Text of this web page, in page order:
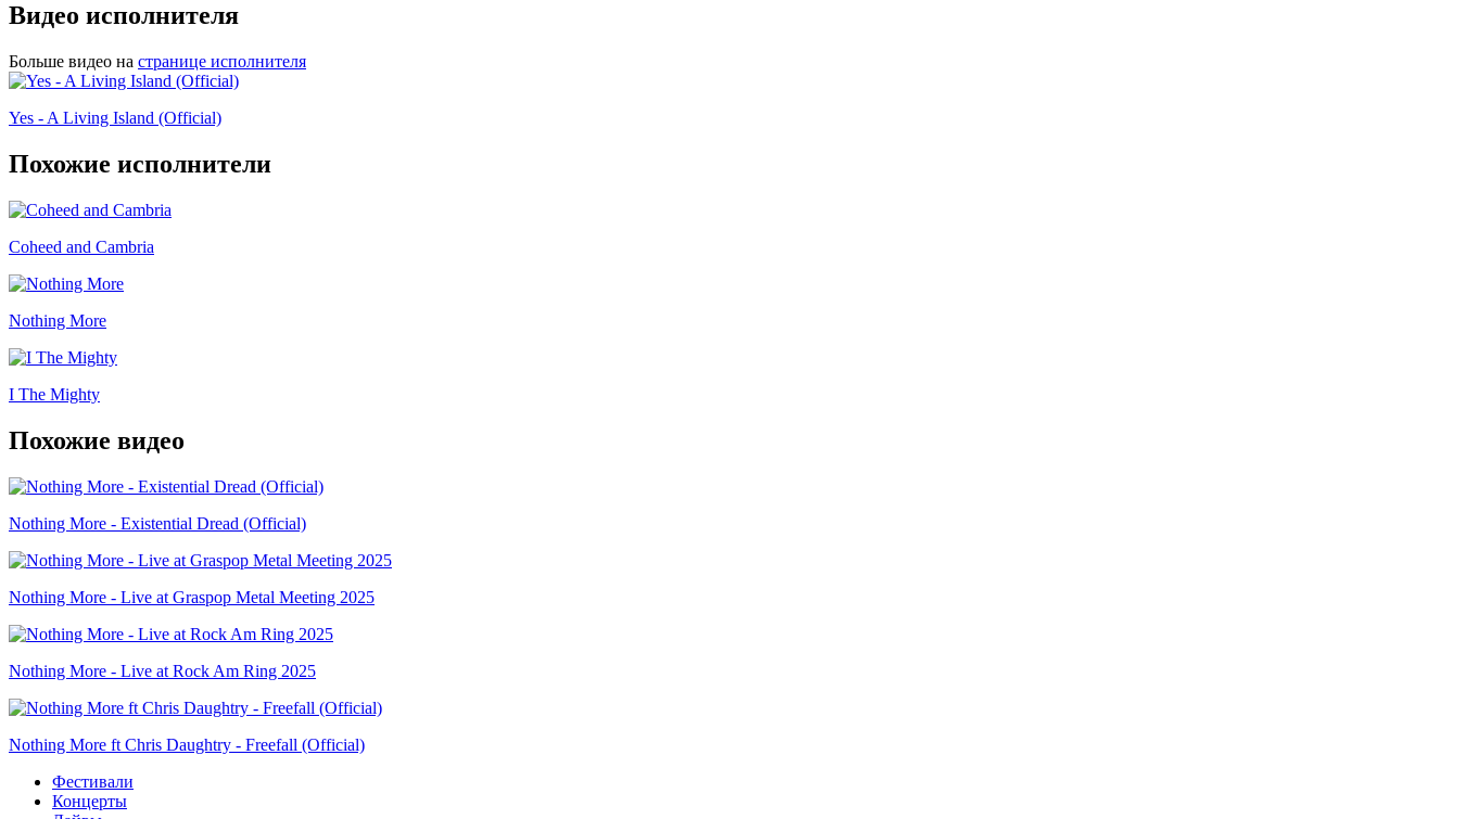
Видео исполнителя
Больше видео на странице исполнителя
Yes - A Living Island (Official)
Похожие исполнители
Coheed and Cambria
Nothing More
I The Mighty
Похожие видео
Nothing More - Existential Dread (Official)
Nothing More - Live at Graspop Metal Meeting 2025
Nothing More - Live at Rock Am Ring 2025
Nothing More ft Chris Daughtry - Freefall (Official)
Фестивали
Концерты